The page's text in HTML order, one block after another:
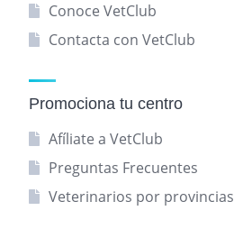
Conoce VetClub
Contacta con VetClub
Promociona tu centro
Afíliate a VetClub
Preguntas Frecuentes
Veterinarios por provincias